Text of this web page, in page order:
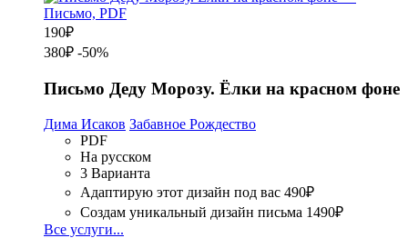
190₽
380₽ -50%
Письмо Деду Морозу. Ёлки на красном фоне
Дима Исаков Забавное Рождество
PDF
На русском
3 Варианта
Адаптирую этот дизайн под вас 490₽
Создам уникальный дизайн письма 1490₽
Все услуги...